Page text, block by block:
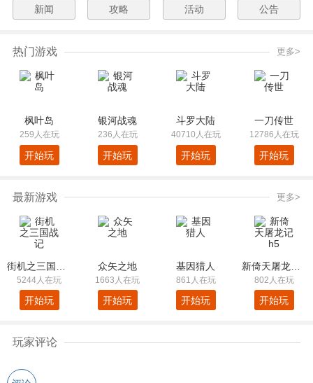
新闻 攻略 活动 公告
热门游戏 更多>
枫叶岛
259人在玩
开始玩
银河战魂
236人在玩
开始玩
斗罗大陆
40710人在玩
开始玩
一刀传世
12786人在玩
开始玩
最新游戏 更多>
5244人在玩
开始玩
众矢之地
1663人在玩
开始玩
基因猎人
861人在玩
开始玩
802人在玩
开始玩
玩家评论